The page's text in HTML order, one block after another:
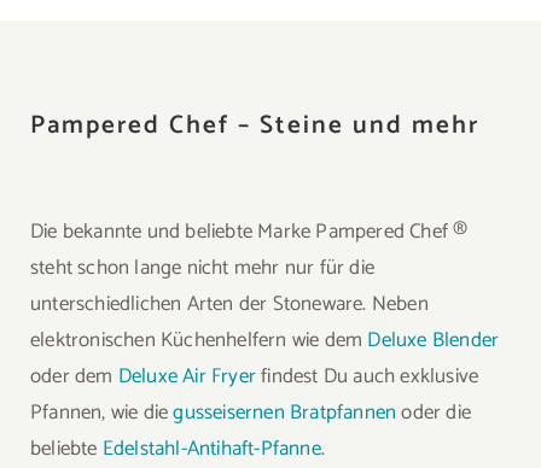
Pampered Chef – Steine und mehr
Die bekannte und beliebte Marke Pampered Chef ®
steht schon lange nicht mehr nur für die
unterschiedlichen Arten der Stoneware. Neben
elektronischen Küchenhelfern wie dem Deluxe Blender
oder dem Deluxe Air Fryerfindest Du auch exklusive
Pfannen, wie diegusseisernen Bratpfannenoder die
beliebte Edelstahl-Antihaft-Pfanne.